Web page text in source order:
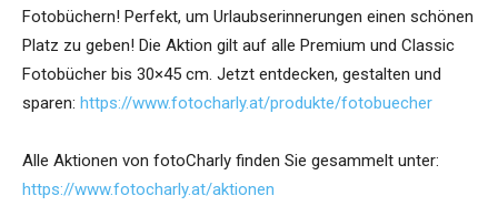
Fotobüchern! Perfekt, um Urlaubserinnerungen einen schönen
Platz zu geben! Die Aktion gilt auf alle Premium und Classic
Fotobücher bis 30×45 cm. Jetzt entdecken, gestalten und
sparen: https://www.fotocharly.at/produkte/fotobuecher
Alle Aktionen von fotoCharly finden Sie gesammelt unter:
https://www.fotocharly.at/aktionen